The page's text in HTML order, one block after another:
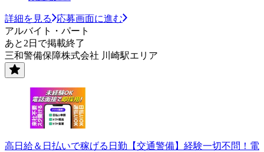
詳細を見る
応募画面に進む
アルバイト・パート
あと2日で掲載終了
三和警備保障株式会社 川崎駅エリア
高日給＆日払いで稼げる日勤【交通警備】経験一切不問！電